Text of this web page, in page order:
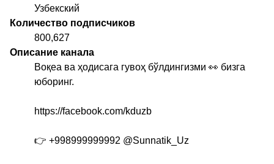
Узбекский
Количество подписчиков
800,627
Описание канала
Воқеа ва ҳодисага гувоҳ бўлдингизми 👀 бизга
юборинг.
https://facebook.com/kduzb
👉 +998999999992 @Sunnatik_Uz